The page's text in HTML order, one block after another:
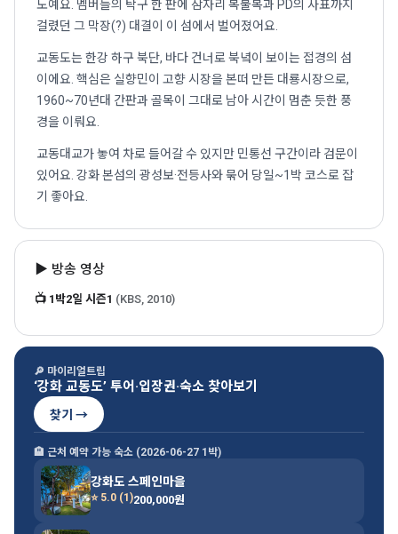
도예요. 멤버들의 탁구 한 판에 잠자리 복불복과 PD의 사표까지
걸렸던 그 막장(?) 대결이 이 섬에서 벌어졌어요.
교동도는 한강 하구 북단, 바다 건너로 북녘이 보이는 접경의 섬
이에요. 핵심은 실향민이 고향 시장을 본떠 만든 대룡시장으로,
1960~70년대 간판과 골목이 그대로 남아 시간이 멈춘 듯한 풍
경을 이뤄요.
교동대교가 놓여 차로 들어갈 수 있지만 민통선 구간이라 검문이
있어요. 강화 본섬의 광성보·전등사와 묶어 당일~1박 코스로 잡
기 좋아요.
▶ 방송 영상
📺 1박2일 시즌1 (KBS, 2010)
🔎 마이리얼트립
‘강화 교동도’ 투어·입장권·숙소 찾아보기
찾기 →
🏨 근처 예약 가능 숙소 (2026-06-27 1박)
강화도 스페인마을
⭐ 5.0 (1)200,000원